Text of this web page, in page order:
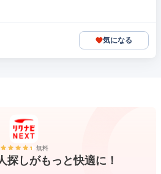
気になる
無料
探しがもっと快適に！